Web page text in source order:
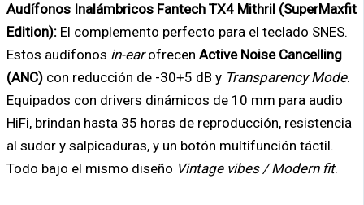
Audífonos Inalámbricos Fantech TX4 Mithril (SuperMaxfit
Edition): El complemento perfecto para el teclado SNES.
Estos audífonos in-earofrecen Active Noise Cancelling
(ANC) con reducción de -30+5 dB y Transparency Mode.
Equipados con drivers dinámicos de 10 mm para audio
HiFi, brindan hasta 35 horas de reproducción, resistencia
al sudor y salpicaduras, y un botón multifunción táctil.
Todo bajo el mismo diseño Vintage vibes / Modern fit.